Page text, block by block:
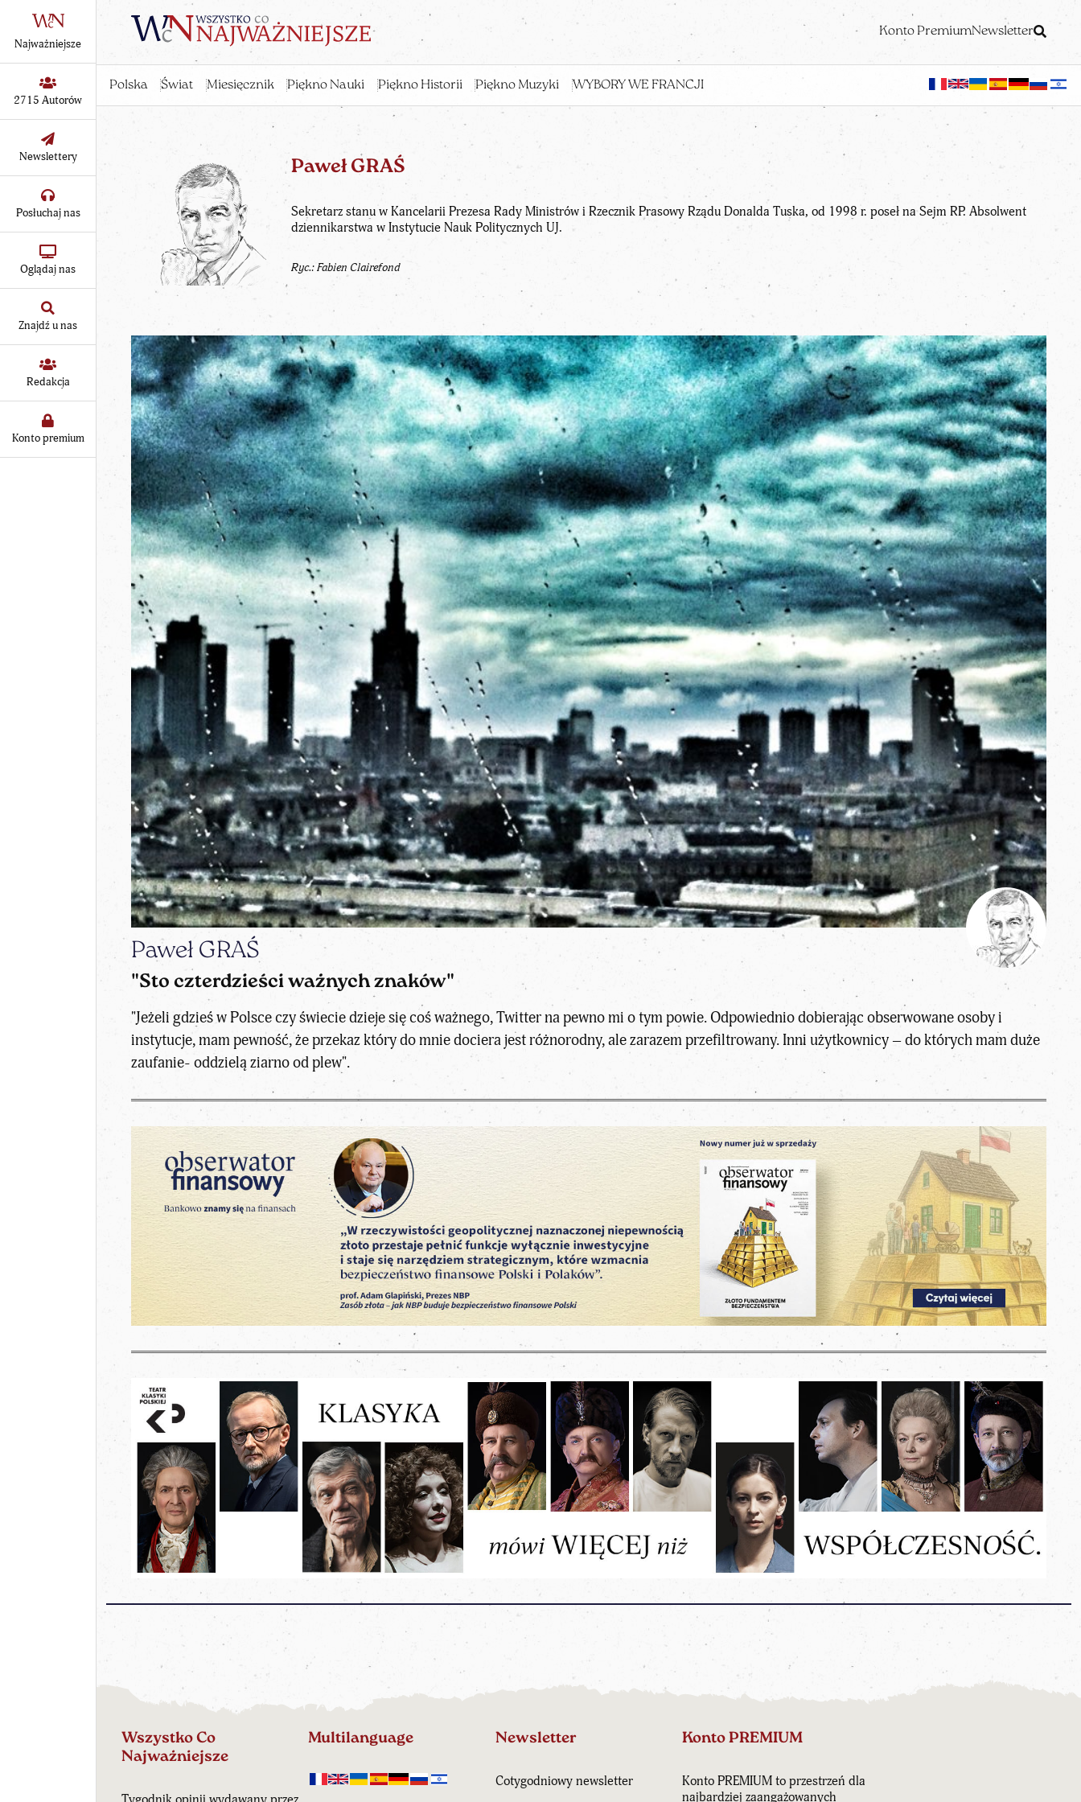
Konto PremiumNewsletter
Polska Świat Miesięcznik Piękno Nauki Piękno Historii Piękno Muzyki WYBORY WE FRANCJI
Najważniejsze
2715 Autorów
Newslettery
Posłuchaj nas
Oglądaj nas
Znajdź u nas
Redakcja
Konto premium
Paweł GRAŚ
Sekretarz stanu w Kancelarii Prezesa Rady Ministrów i Rzecznik Prasowy Rządu Donalda Tuska, od 1998 r. poseł na Sejm RP. Absolwent
dziennikarstwa w Instytucie Nauk Politycznych UJ.
Ryc.: Fabien Clairefond
Paweł GRAŚ
"Sto czterdzieści ważnych znaków"
"Jeżeli gdzieś w Polsce czy świecie dzieje się coś ważnego, Twitter na pewno mi o tym powie. Odpowiednio dobierając obserwowane osoby i
instytucje, mam pewność, że przekaz który do mnie dociera jest różnorodny, ale zarazem przefiltrowany. Inni użytkownicy – do których mam duże
zaufanie- oddzielą ziarno od plew".
Wszystko Co
Najważniejsze
Multilanguage Newsletter
Cotygodniowy newsletter
Konto PREMIUM
Konto PREMIUM to przestrzeń dla
najbardziej zaangażowanych